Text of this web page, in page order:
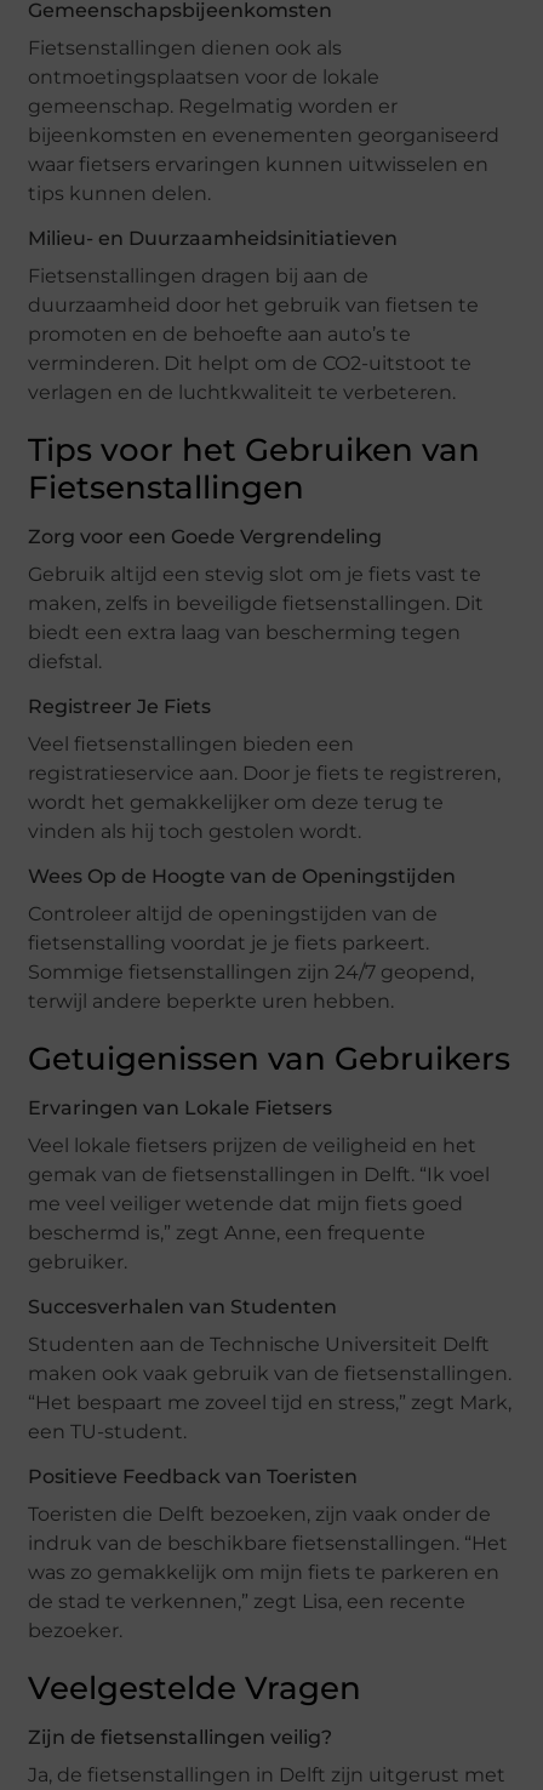
Gemeenschapsbijeenkomsten
Fietsenstallingen dienen ook als
ontmoetingsplaatsen voor de lokale
gemeenschap. Regelmatig worden er
bijeenkomsten en evenementen georganiseerd
waar fietsers ervaringen kunnen uitwisselen en
tips kunnen delen.
Milieu- en Duurzaamheidsinitiatieven
Fietsenstallingen dragen bij aan de
duurzaamheid door het gebruik van fietsen te
promoten en de behoefte aan auto’s te
verminderen. Dit helpt om de CO2-uitstoot te
verlagen en de luchtkwaliteit te verbeteren.
Tips voor het Gebruiken van
Fietsenstallingen
Zorg voor een Goede Vergrendeling
Gebruik altijd een stevig slot om je fiets vast te
maken, zelfs in beveiligde fietsenstallingen. Dit
biedt een extra laag van bescherming tegen
diefstal.
Registreer Je Fiets
Veel fietsenstallingen bieden een
registratieservice aan. Door je fiets te registreren,
wordt het gemakkelijker om deze terug te
vinden als hij toch gestolen wordt.
Wees Op de Hoogte van de Openingstijden
Controleer altijd de openingstijden van de
fietsenstalling voordat je je fiets parkeert.
Sommige fietsenstallingen zijn 24/7 geopend,
terwijl andere beperkte uren hebben.
Getuigenissen van Gebruikers
Ervaringen van Lokale Fietsers
Veel lokale fietsers prijzen de veiligheid en het
gemak van de fietsenstallingen in Delft. “Ik voel
me veel veiliger wetende dat mijn fiets goed
beschermd is,” zegt Anne, een frequente
gebruiker.
Succesverhalen van Studenten
Studenten aan de Technische Universiteit Delft
maken ook vaak gebruik van de fietsenstallingen.
“Het bespaart me zoveel tijd en stress,” zegt Mark,
een TU-student.
Positieve Feedback van Toeristen
Toeristen die Delft bezoeken, zijn vaak onder de
indruk van de beschikbare fietsenstallingen. “Het
was zo gemakkelijk om mijn fiets te parkeren en
de stad te verkennen,” zegt Lisa, een recente
bezoeker.
Veelgestelde Vragen
Zijn de fietsenstallingen veilig?
Ja, de fietsenstallingen in Delft zijn uitgerust met